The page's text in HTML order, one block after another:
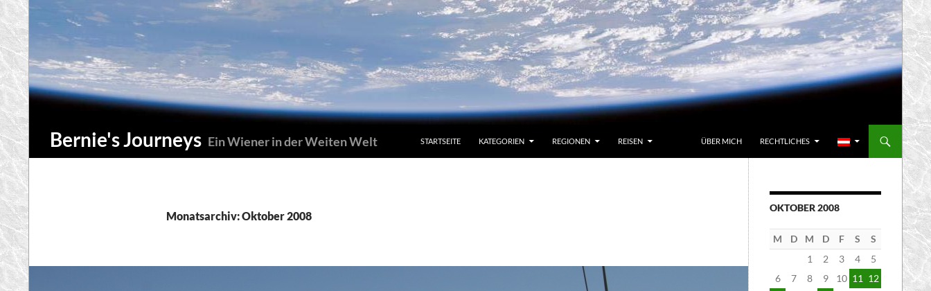
Zum
Inhalt
springen
Bernie's Journeys Ein Wiener in der Weiten Welt
Suchen
STARTSEITE KATEGORIEN REGIONEN REISEN ÜBER MICH RECHTLICHES
Monatsarchiv: Oktober 2008
OKTOBER 2008
M D M D F S
S
1
2 3 4
5
6
7 8 9 10 11 12